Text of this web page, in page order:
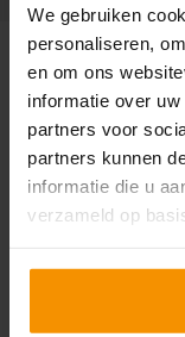
We gebruiken
personaliseren,
en om ons
informatie over
partners voor
partners kunnen
informatie die u
verzameld op